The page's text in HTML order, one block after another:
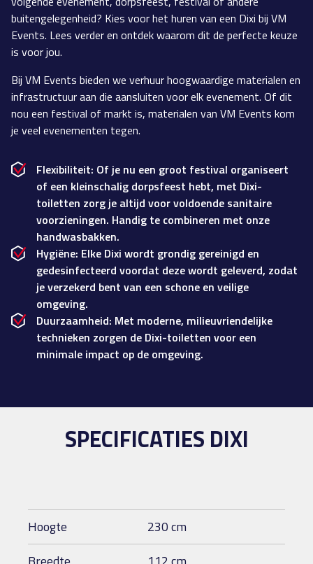
buitengelegenheid? Kies voor het huren van een Dixi bij VM
Events. Lees verder en ontdek waarom dit de perfecte keuze
is voor jou.
Bij VM Events bieden we verhuur hoogwaardige materialen en
infrastructuur aan die aansluiten voor elk evenement. Of dit
nou een festival of markt is, materialen van VM Events kom
je veel evenementen tegen.
Flexibiliteit: Of je nu een groot festival organiseert
of een kleinschalig dorpsfeest hebt, met Dixi-
toiletten zorg je altijd voor voldoende sanitaire
voorzieningen. Handig te combineren met onze
handwasbakken.
Hygiëne: Elke Dixi wordt grondig gereinigd en
gedesinfecteerd voordat deze wordt geleverd, zodat
je verzekerd bent van een schone en veilige
omgeving.
Duurzaamheid: Met moderne, milieuvriendelijke
technieken zorgen de Dixi-toiletten voor een
minimale impact op de omgeving.
SPECIFICATIES DIXI
Hoogte
230 cm